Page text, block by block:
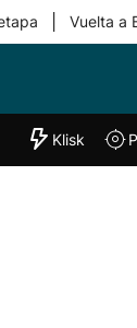
Vuelta a
"Helmuga"
Klisk